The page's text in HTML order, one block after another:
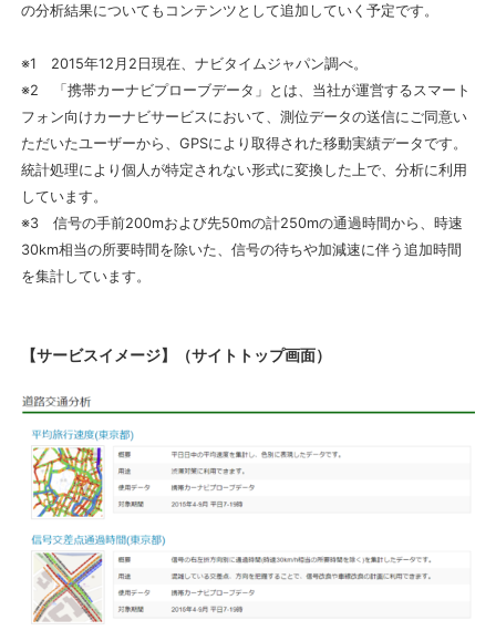
の分析結果についてもコンテンツとして追加していく予定です。
※1 2015年12月2日現在、ナビタイムジャパン調べ。
※2 「携帯カーナビプローブデータ」とは、当社が運営するスマート
フォン向けカーナビサービスにおいて、測位データの送信にご同意い
ただいたユーザーから、GPSにより取得された移動実績データです。
統計処理により個人が特定されない形式に変換した上で、分析に利用
しています。
※3 信号の手前200mおよび先50mの計250mの通過時間から、時速
30km相当の所要時間を除いた、信号の待ちや加減速に伴う追加時間
を集計しています。
【サービスイメージ】（サイトトップ画面）